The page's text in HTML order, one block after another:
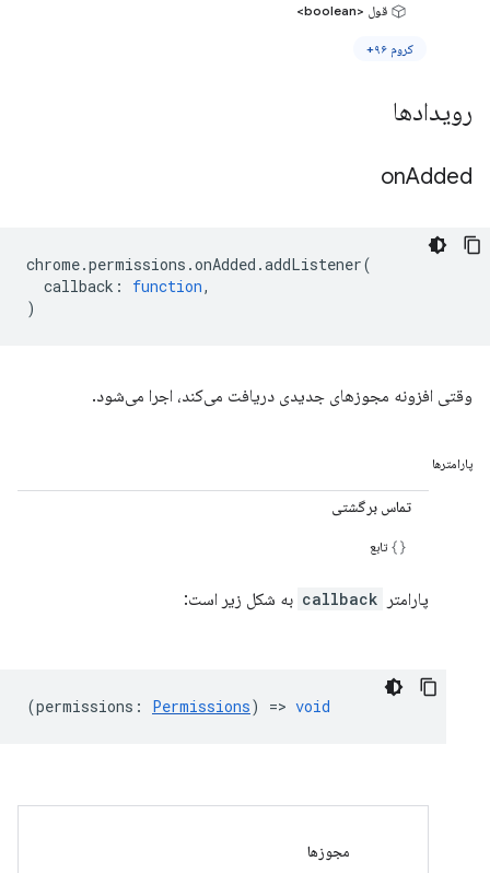
قول <boolean>
کروم ۹۶+
رویدادها
onAdded
chrome.permissions .onAdded .addListener(
callback : function,
)
وقتی افزونه مجوزهای جدیدی دریافت می‌کند، اجرا می‌شود.
پارامترها
تماس برگشتی
تابع
پارامتر callback به شکل زیر است:
(permissions : Permissions) => void
مجوزها